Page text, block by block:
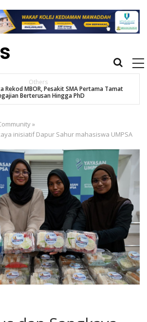
Others
Rekod MBOR, Pesakit SMA Pertama Tamat
Berterusan Hingga PhD
»
inisiatif Dapur Sahur mahasiswa UMPSA